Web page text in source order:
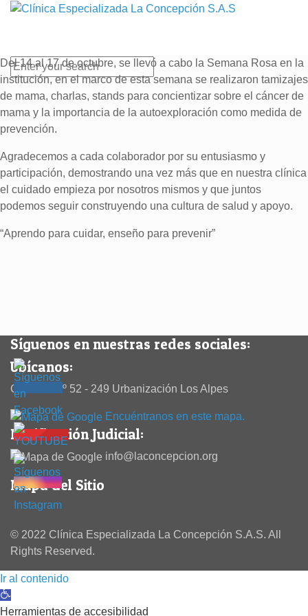
Del 14 al 17 de octubre, se llevó a cabo la Semana Rosa en la
institución, en el marco de esta semana se realizaron tamizajes
de mama, charlas, stands para concientizar sobre el cáncer de
mama y la importancia de la autoexploración como medida de
prevención.
Agradecemos a cada colaborador por su entusiasmo y
participación, demostrando una vez más que en nuestra clínica
el cuidado empieza por nosotros mismos y que juntos
podemos seguir construyendo una cultura de salud y apoyo.
“Aprendo para cuidar, enseño para prevenir”
Síguenos en nuestras redes sociales:
Ubícanos:
Calle 38 Nº 52 - 249 Urbanización Los Alpes
Encuéntranos en este mapa.
Notificación Judicial:
info@laconcepcion.org
Mapa del Sitio
© 2022 Clínica Especializada La Concepción S.A.S. All
Rights Reserved.
Ir al contenido
Abrir barra de herramientas
Herramientas de accesibilidad